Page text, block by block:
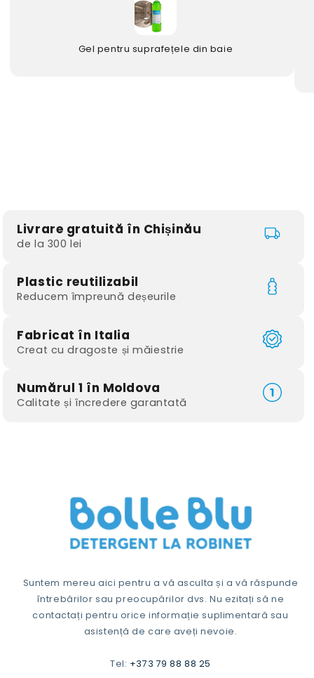
Gel pentru suprafețele din baie
Livrare gratuită în Chișinău
de la 300 lei
Plastic reutilizabil
Reducem împreună deșeurile
Fabricat în Italia
Creat cu dragoste și măiestrie
Numărul 1 în Moldova
Calitate și încredere garantată
Suntem mereu aici pentru a vă asculta și a vă răspunde
întrebărilor sau preocupărilor dvs. Nu ezitați să ne
contactați pentru orice informație suplimentară sau
asistență de care aveți nevoie.
Tel: +373 79 88 88 25